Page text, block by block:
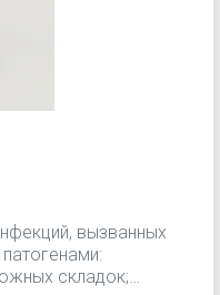
вызванных
складок;